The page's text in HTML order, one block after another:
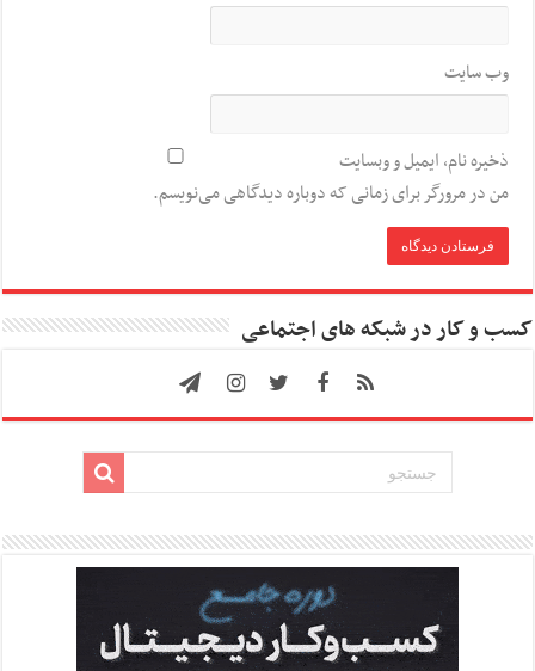
وب‌ سایت
ذخیره نام، ایمیل و وبسایت
من در مرورگر برای زمانی که دوباره دیدگاهی می‌نویسم.
کسب و کار در شبکه های اجتماعی